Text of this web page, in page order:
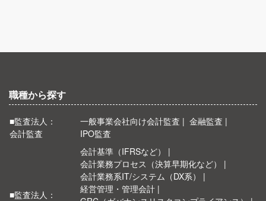
職種から探す
■監査法人：
会計監査
一般事業会社向け会計監査
金融監査
IPO監査
■監査法人：
会計基準（IFRSなど）
会計業務プロセス（決算早期化など）
会計業務系IT/システム（DX系）
経営管理・管理会計